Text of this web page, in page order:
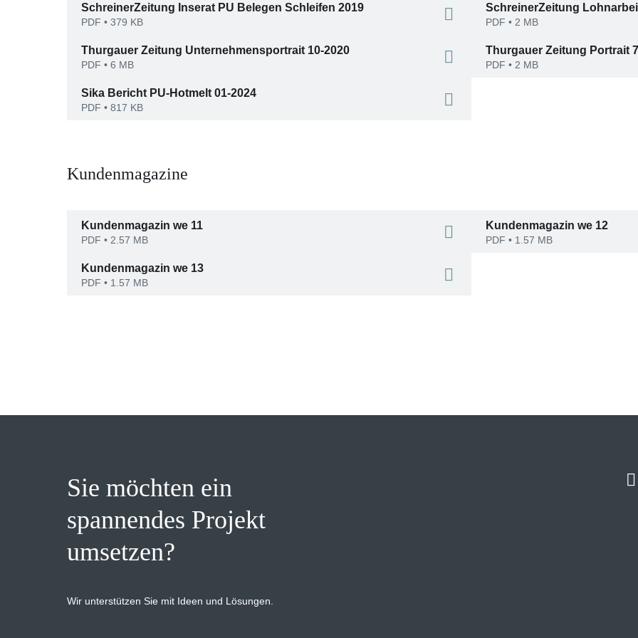
SchreinerZeitung Inserat PU Belegen Schleifen 2019
PDF • 379 KB
SchreinerZeitung
PDF • 2 MB
Thurgauer Zeitung Unternehmensportrait 10-2020
PDF • 6 MB
Thurgauer Zeitung Portrait
PDF • 2 MB
Sika Bericht PU-Hotmelt 01-2024
PDF • 817 KB
Kundenmagazine
Kundenmagazin we 11
PDF • 2.57 MB
Kundenmagazin we 12
PDF • 1.57 MB
Kundenmagazin we 13
PDF • 1.57 MB
Sie möchten ein
spannendes Projekt
umsetzen?
Wir unterstützen Sie mit Ideen und Lösungen.